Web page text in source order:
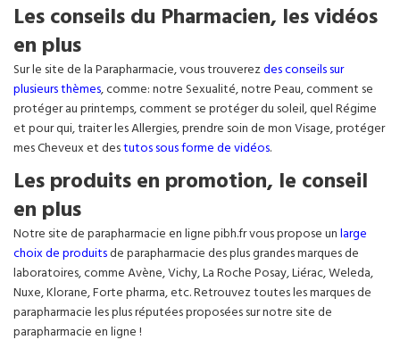
Les conseils du Pharmacien, les vidéos
en plus
Sur le site de la Parapharmacie, vous trouverezdes conseils sur
plusieurs thèmes, comme: notre Sexualité, notre Peau, comment se
protéger au printemps, comment se protéger du soleil, quel Régime
et pour qui, traiter les Allergies, prendre soin de mon Visage, protéger
mes Cheveux et destutos sous forme de vidéos.
Les produits en promotion, le conseil
en plus
Notre site de parapharmacie en ligne pibh.fr vous propose unlarge
choix de produitsde parapharmacie des plus grandes marques de
laboratoires, comme Avène, Vichy, La Roche Posay, Liérac, Weleda,
Nuxe, Klorane, Forte pharma, etc. Retrouvez toutes les marques de
parapharmacie les plus réputées proposées sur notre site de
parapharmacie en ligne !